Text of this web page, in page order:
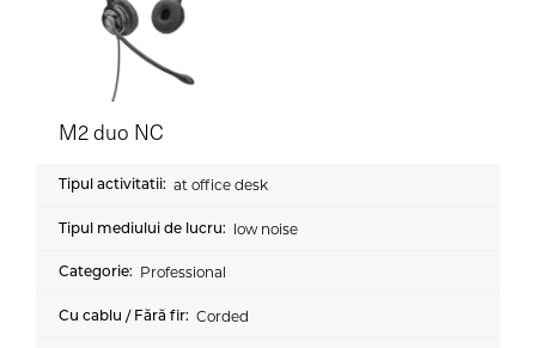
M2 duo NC
at office desk
low noise
Professional
Corded